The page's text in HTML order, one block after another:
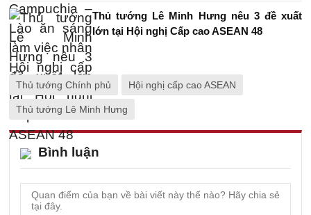
Thủ tướng Lê Minh Hưng nêu 3 đề xuất
lớn tại Hội nghị Cấp cao ASEAN 48
Thủ tướng Chính phủ Hội nghị cấp cao ASEAN
Thủ tướng Lê Minh Hưng
Bình luận